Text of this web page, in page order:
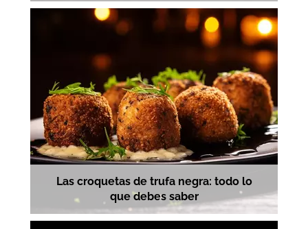
Las croquetas de trufa negra: todo lo
que debes saber